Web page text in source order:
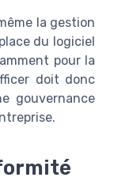
la gestion
du logiciel
pour la
doit donc
gouvernance